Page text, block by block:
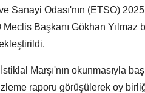
Sanayi Odası'nın (ETSO) 2025
Meclis Başkanı Gökhan Yılmaz
Marşı'nın okunmasıyla
raporu görüşülerek oy